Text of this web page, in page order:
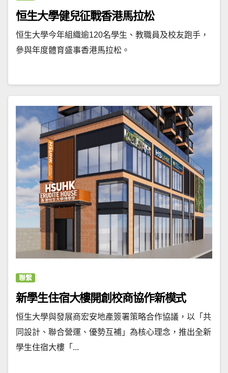
恒生大學健兒征戰香港馬拉松
恒生大學今年組織逾120名學生、教職員及校友跑手，
參與年度體育盛事香港馬拉松。
聯繫
新學生住宿大樓開創校商協作新模式
恒生大學與發展商宏安地產簽署策略合作協議，以「共
同設計、聯合營運、優勢互補」為核心理念，推出全新
學生住宿大樓「...